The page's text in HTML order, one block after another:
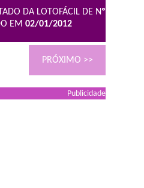
DA LOTOFÁCIL DE Nº
EM 02/01/2012
PRÓXIMO >>
Publicidade